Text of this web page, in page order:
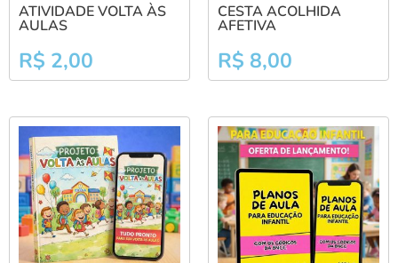
ATIVIDADE VOLTA ÀS
AULAS
R$ 2,00
CESTA ACOLHIDA
AFETIVA
R$ 8,00